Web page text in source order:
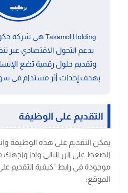
Takamol Holding هي شركة
بدعم التحول الاقتصادي عبر
وتقديم حلول رقمية تضع
بهدف إحداث أثر مستدام في
التقديم على الوظيفة
يمكن التقديم على هذه الوظيفة
الضغط على الزر التالي واذا
موجودة فى رابط "كيفية التقديم
الموقع: